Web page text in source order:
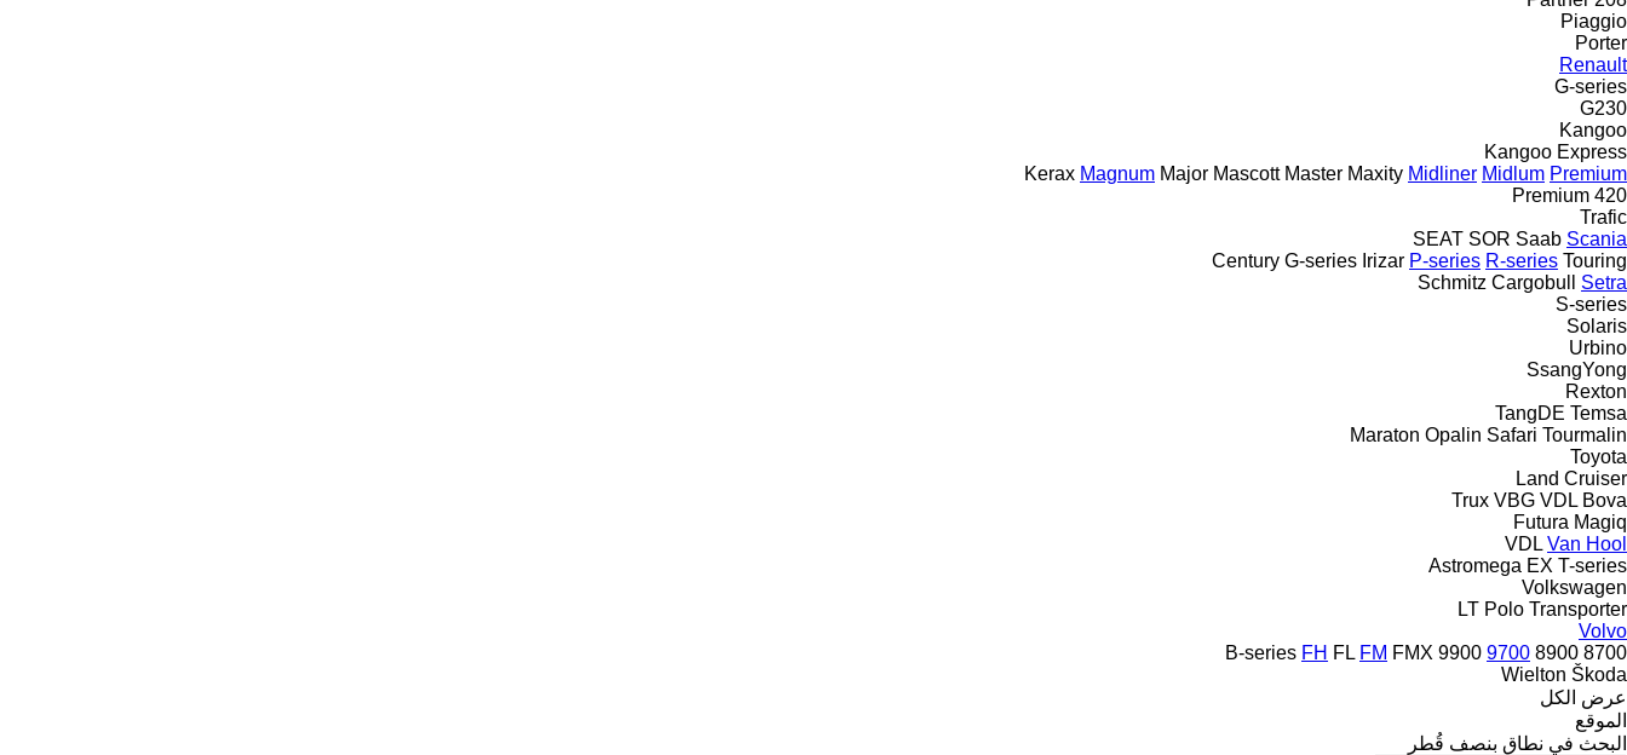
Piaggio
Porter
Renault
G-series
G230
Kangoo
Kangoo Express
Kerax Magnum Major Mascott Master Maxity Midliner Midlum Premium
Premium 420
Trafic
SEAT SOR Saab Scania
Century G-series Irizar P-series R-series Touring
Schmitz Cargobull
Setra
S-series
Solaris
Urbino
SsangYong
Rexton
TangDE Temsa
Maraton Opalin Safari Tourmalin
Toyota
Land Cruiser
Trux VBG VDL Bova
Futura Magiq
VDL Van Hool
Astromega EX T-series
Volkswagen
LT Polo Transporter
Volvo
8700
8900
9700
9900
B-series FH FL FM FMX
Wielton Škoda
عرض الكل
الموقع
البحث في نطاق بنصف قُطر